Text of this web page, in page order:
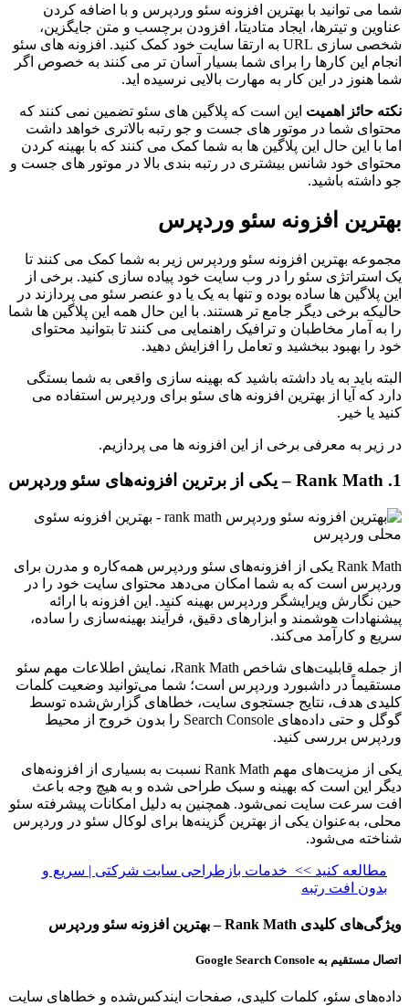
شما می توانید با بهترین افزونه سئو وردپرس و با اضافه کردن
عناوین و تیترها، ایجاد متادیتا، افزودن برچسب و متن جایگزین،
شخصی سازی URL به ارتقا سایت خود کمک کنید. افزونه های سئو
انجام این کارها را برای شما بسیار آسان تر می کنند به خصوص اگر
شما هنوز در این کار به مهارت بالایی نرسیده اید.
نکته حائز اهمیت این است که پلاگین های سئو تضمین نمی کنند که
محتوای شما در موتور های جست و جو رتبه بالاتری خواهد داشت
اما با این حال این پلاگین ها به شما کمک می کنند که با بهینه کردن
محتوای خود شانس بیشتری در رتبه بندی بالا در موتور های جست و
جو داشته باشید.
بهترین افزونه سئو وردپرس
مجموعه بهترین افزونه سئو وردپرس زیر به شما کمک می کنند تا
یک استراتژی سئو را در وب سایت خود پیاده سازی کنید. برخی از
این پلاگین ها ساده بوده و تنها به یک یا دو عنصر سئو می پردازند در
حالیکه برخی دیگر جامع تر هستند. با این حال همه این پلاگین ها شما
را به آمار مخاطبان و ترافیک راهنمایی می کنند تا بتوانید محتوای
خود را بهبود ببخشید و تعامل را افزایش دهید.
البته باید به یاد داشته باشید که بهینه سازی واقعی به شما بستگی
دارد که آیا از بهترین افزونه های سئو برای وردپرس استفاده می
کنید یا خیر.
در زیر به معرفی برخی از این افزونه ها می پردازیم.
1. Rank Math – یکی از برترین افزونه‌های سئو وردپرس
Rank Math یکی از افزونه‌های سئو وردپرس همه‌کاره و مدرن برای
وردپرس است که به شما امکان می‌دهد محتوای سایت خود را در
حین نگارش ویرایشگر وردپرس بهینه کنید. این افزونه با ارائه
پیشنهادات هوشمند و ابزارهای دقیق، فرآیند بهینه‌سازی را ساده،
سریع و کارآمد می‌کند.
از جمله قابلیت‌های شاخص Rank Math، نمایش اطلاعات مهم سئو
مستقیماً در داشبورد وردپرس است؛ شما می‌توانید وضعیت کلمات
کلیدی هدف، نتایج جستجوی سایت، خطاهای گزارش‌شده توسط
گوگل و حتی داده‌های Search Console را بدون خروج از محیط
وردپرس بررسی کنید.
یکی از مزیت‌های مهم Rank Math نسبت به بسیاری از افزونه‌های
دیگر این است که بهینه و سبک طراحی شده و به هیچ وجه باعث
افت سرعت سایت نمی‌شود. همچنین به دلیل امکانات پیشرفته سئو
محلی، به‌عنوان یکی از بهترین گزینه‌ها برای لوکال سئو در وردپرس
شناخته می‌شود.
مطالعه کنید >> خدمات بازطراحی سایت شرکتی | سریع و
بدون افت رتبه
ویژگی‌های کلیدی Rank Math – بهترین افزونه سئو وردپرس
اتصال مستقیم به Google Search Console
داده‌های سئو، کلمات کلیدی، صفحات ایندکس‌شده و خطاهای سایت